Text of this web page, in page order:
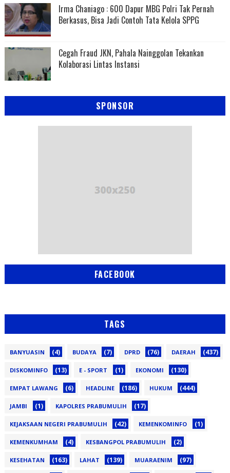
Irma Chaniago : 600 Dapur MBG Polri Tak Pernah
Berkasus, Bisa Jadi Contoh Tata Kelola SPPG
Cegah Fraud JKN, Pahala Nainggolan Tekankan
Kolaborasi Lintas Instansi
SPONSOR
FACEBOOK
TAGS
BANYUASIN (4) BUDAYA (7) DPRD (76) DAERAH (437)
DISKOMINFO (13) E - SPORT (1) EKONOMI (130)
EMPAT LAWANG (6) HEADLINE (186) HUKUM (444)
JAMBI (1) KAPOLRES PRABUMULIH (17)
KEJAKSAAN NEGERI PRABUMULIH (42) KEMENKOMINFO (1)
KEMENKUMHAM (4) KESBANGPOL PRABUMULIH (2)
KESEHATAN (163) LAHAT (139) MUARAENIM (97)